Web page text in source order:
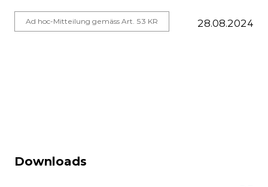
Ad hoc-Mitteilung gemäss Art. 53 KR 28.08.2024
Downloads